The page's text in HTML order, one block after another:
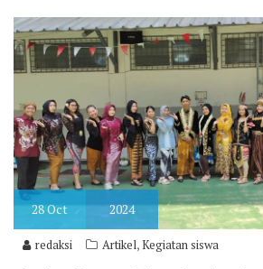
28Oct 2024
redaksi Artikel,Kegiatan siswa